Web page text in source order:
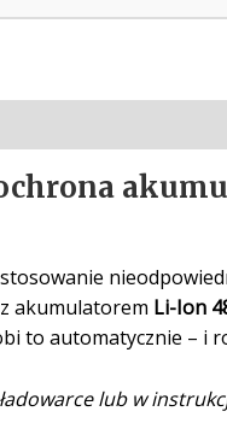
akumulatorem Li-Ion
to automatycznie – i
lub w